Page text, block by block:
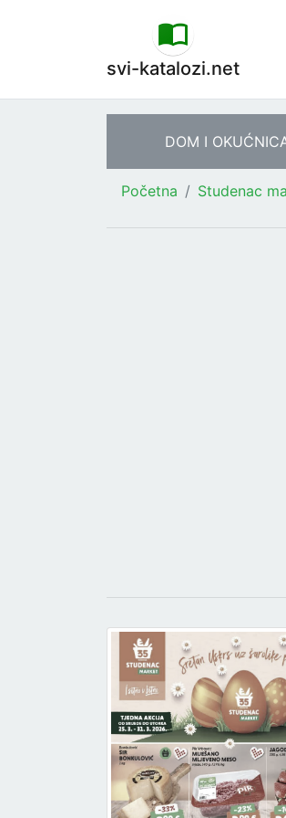
svi-katalozi.net
DOM I
Početna Studenac